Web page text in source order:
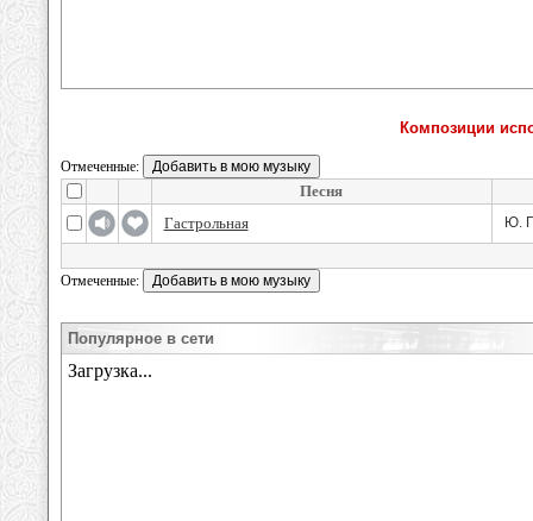
Композиции
Отмеченные:
Песня
Гастрольная
Ю.
Отмеченные:
Популярное в сети